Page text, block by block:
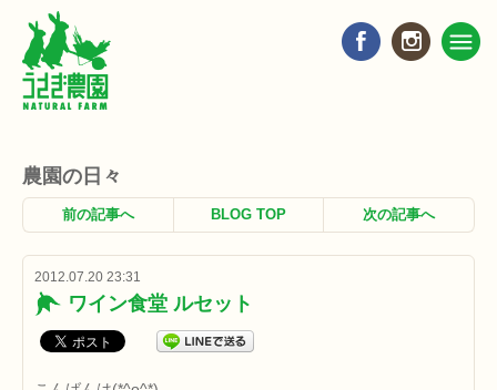
農園の日々
前の記事へ BLOG TOP 次の記事へ
2012.07.20 23:31
ワイン食堂 ルセット